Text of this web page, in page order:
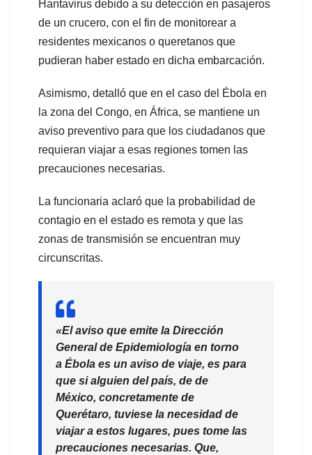
Hantavirus debido a su detección en pasajeros
de un crucero, con el fin de monitorear a
residentes mexicanos o queretanos que
pudieran haber estado en dicha embarcación.
Asimismo, detalló que en el caso del Ébola en
la zona del Congo, en África, se mantiene un
aviso preventivo para que los ciudadanos que
requieran viajar a esas regiones tomen las
precauciones necesarias.
La funcionaria aclaró que la probabilidad de
contagio en el estado es remota y que las
zonas de transmisión se encuentran muy
circunscritas.
«El aviso que emite la Dirección
General de Epidemiología en torno
a Ébola es un aviso de viaje, es para
que si alguien del país, de de
México, concretamente de
Querétaro, tuviese la necesidad de
viajar a estos lugares, pues tome las
precauciones necesarias. Que,